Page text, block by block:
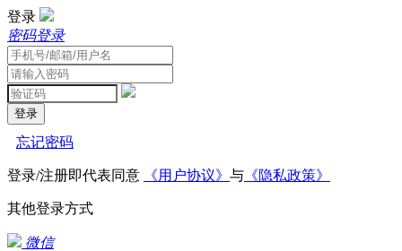
登录
密码登录
登录
忘记密码
登录/注册即代表同意 《用户协议》 与 《隐私政策》
其他登录方式
微信